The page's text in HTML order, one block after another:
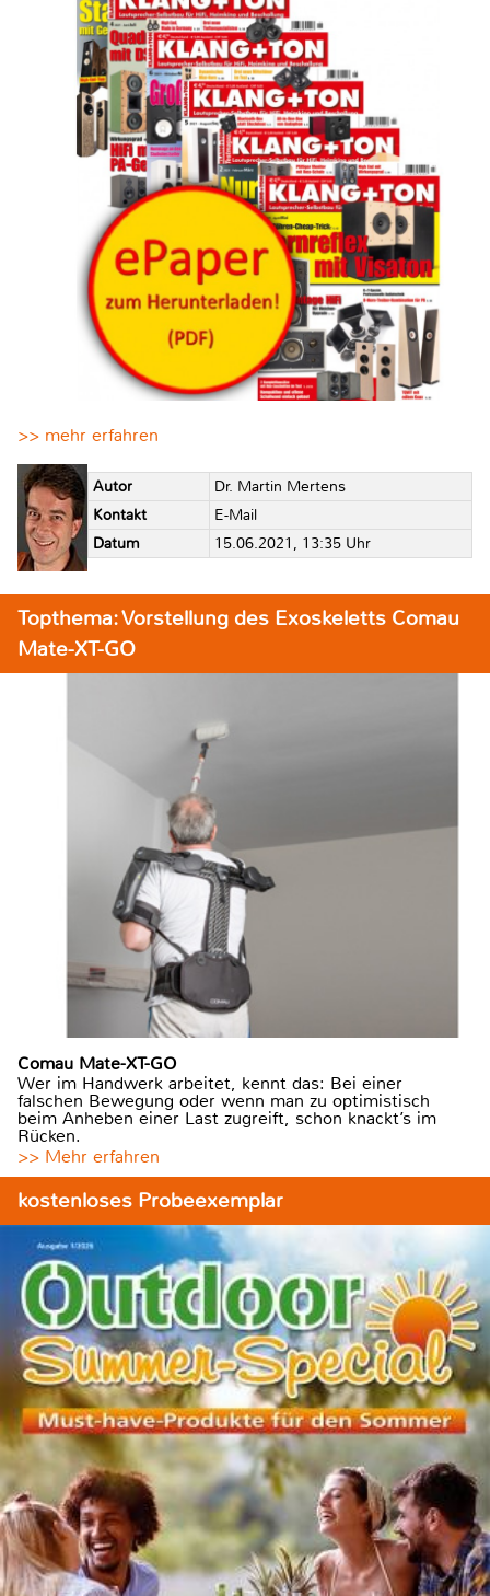
>> mehr erfahren
Autor
Dr. Martin Mertens
Kontakt
E-Mail
Datum
15.06.2021, 13:35 Uhr
Topthema: Vorstellung des Exoskeletts Comau
Mate-XT-GO
Comau Mate-XT-GO
Wer im Handwerk arbeitet, kennt das: Bei einer
falschen Bewegung oder wenn man zu optimistisch
beim Anheben einer Last zugreift, schon knackt’s im
Rücken.
>> Mehr erfahren
kostenloses Probeexemplar